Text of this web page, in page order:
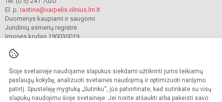
Šioje svetainėje naudojame slapukus siekdami užtikrinti jums teikiamų
paslaugų kokybę, analizuoti svetainės naudojimą ir optimizuoti naršymo
patirtį. Spustelėję mygtuką „Sutinku“, jūs patvirtinate, kad sutinkate su visų
slapukų naudojimu šioje svetainėje. Jei norite atšaukti arba pakeisti savo
El. p. rastine@varpelis.vilnius.lm.lt
Duomenys kaupiami ir saugomi
Juridinių asmenų registre
Įmonės kodas 190030019
© 2023. Vilniaus lopšelis-darželis „Varpelis“. Visos teisės saugomos.
Kopijuoti turinį be raštiško įstaigos administracijos sutikimo griežtai draudžiama.
Prieinamumo paraiška Slapukų valdymas